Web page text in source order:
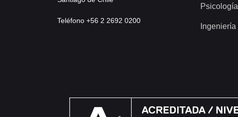
Teléfono +56 2 2692 0200
Psicología
Ingeniería